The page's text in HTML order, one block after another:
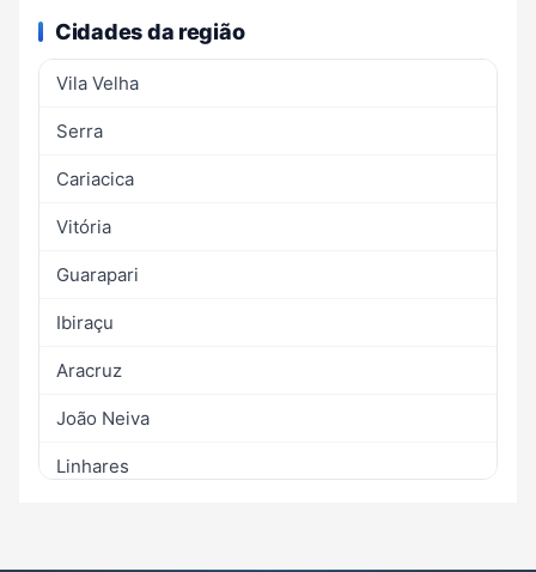
Cidades da região
Vila Velha
Serra
Cariacica
Vitória
Guarapari
Ibiraçu
Aracruz
João Neiva
Linhares